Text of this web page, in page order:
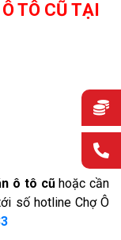
TÔ CŨ TẠI
ô tô cũhoặc cần
số hotline Chợ Ô